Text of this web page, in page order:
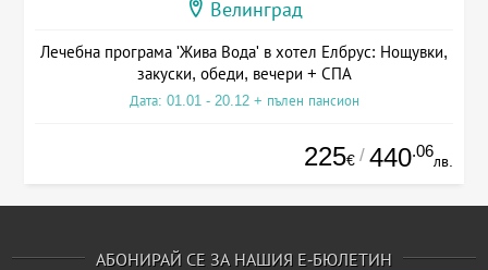
Велинград
Лечебна програма 'Жива Вода' в хотел Елбрус: Нощувки,
закуски, обеди, вечери + СПА
Дата: 01.01 - 20.12 + пълен пансион
225€ / 440.06
лв.
АБОНИРАЙ СЕ ЗА НАШИЯ Е-БЮЛЕТИН